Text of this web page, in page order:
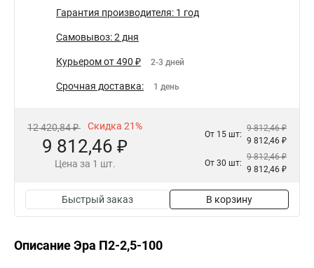
Гарантия производителя: 1 год
Самовывоз: 2 дня
Курьером от 490 ₽ 2-3 дней
Срочная доставка: 1 день
12 420,84 ₽ Скидка 21%
9 812,46 ₽
Цена за 1 шт.
От 15 шт:
9 812,46 ₽
9 812,46 ₽
От 30 шт:
9 812,46 ₽
9 812,46 ₽
Быстрый заказ В корзину
Описание Эра П2-2,5-100